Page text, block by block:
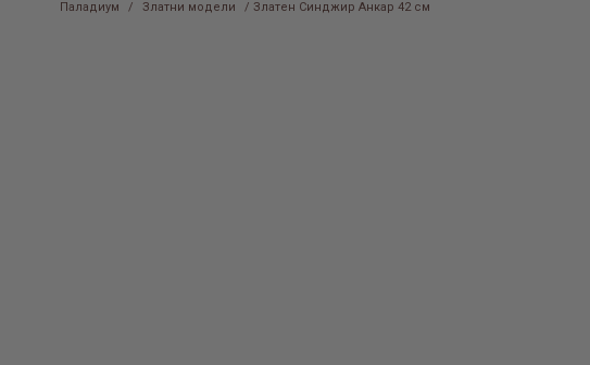
Паладиум / Златни модели / Златен Синджир Анкар 42 см